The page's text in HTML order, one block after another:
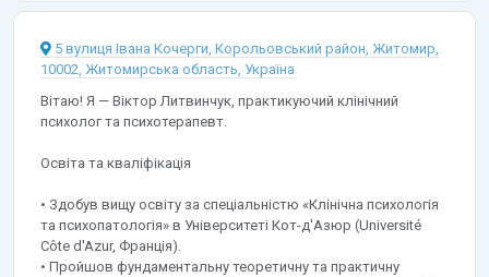
5 вулиця Івана Кочерги, Корольовський район, Житомир,
10002, Житомирська область, Україна
Вітаю! Я — Віктор Литвинчук, практикуючий клінічний
психолог та психотерапевт.
Освіта та кваліфікація
• Здобув вищу освіту за спеціальністю «Клінічна психологія
та психопатологія» в Університеті Кот-д'Азюр (Université
Côte d'Azur, Франція).
• Пройшов фундаментальну теоретичну та практичну